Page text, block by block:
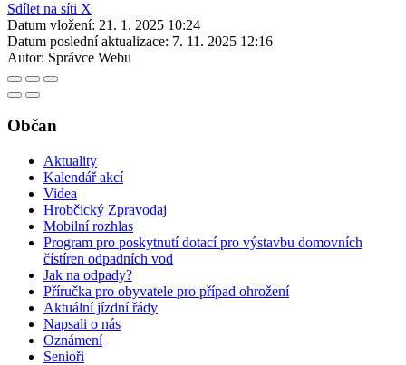
Sdílet na síti X
Datum vložení: 21. 1. 2025 10:24
Datum poslední aktualizace: 7. 11. 2025 12:16
Autor: Správce Webu
Občan
Aktuality
Kalendář akcí
Videa
Hrobčický Zpravodaj
Mobilní rozhlas
Program pro poskytnutí dotací pro výstavbu domovních
čístíren odpadních vod
Jak na odpady?
Příručka pro obyvatele pro případ ohrožení
Aktuální jízdní řády
Napsali o nás
Oznámení
Senioři